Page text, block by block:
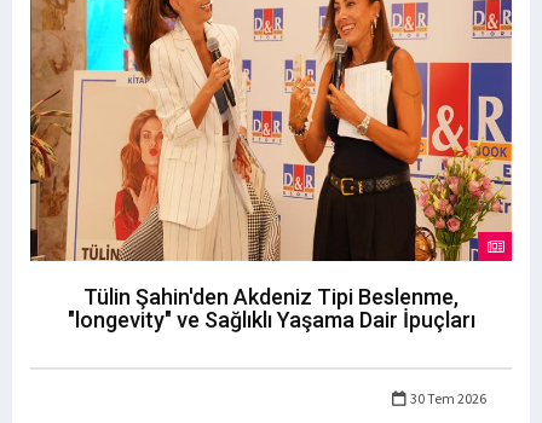
Tülin Şahin'den Akdeniz Tipi Beslenme,
"longevity" ve Sağlıklı Yaşama Dair İpuçları
30 Tem 2026